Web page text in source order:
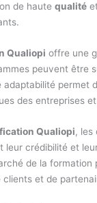
de hautequalité
Qualiopi offre une
peuvent être
permet
des entreprises
Qualiopi, les
leur crédibilité et
de la formation
et de